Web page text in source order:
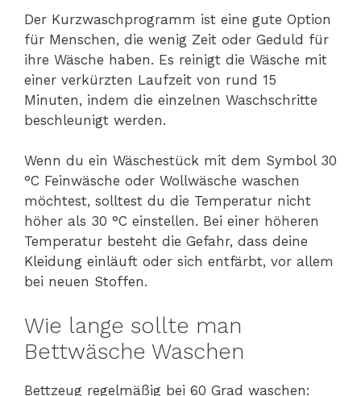
Der Kurzwaschprogramm ist eine gute Option
für Menschen, die wenig Zeit oder Geduld für
ihre Wäsche haben. Es reinigt die Wäsche mit
einer verkürzten Laufzeit von rund 15
Minuten, indem die einzelnen Waschschritte
beschleunigt werden.
Wenn du ein Wäschestück mit dem Symbol 30
°C Feinwäsche oder Wollwäsche waschen
möchtest, solltest du die Temperatur nicht
höher als 30 °C einstellen. Bei einer höheren
Temperatur besteht die Gefahr, dass deine
Kleidung einläuft oder sich entfärbt, vor allem
bei neuen Stoffen.
Wie lange sollte man
Bettwäsche Waschen
Bettzeug regelmäßig bei 60 Grad waschen: